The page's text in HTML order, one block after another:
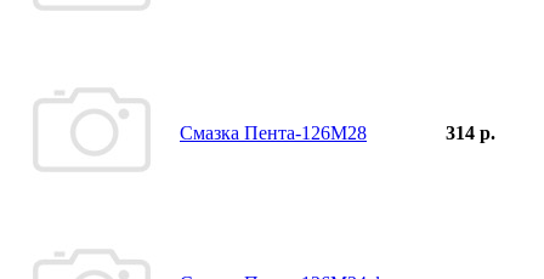
Смазка Пента-126М28 314 р.